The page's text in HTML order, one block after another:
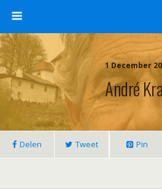
1 December
André
Delen Tweet Pin